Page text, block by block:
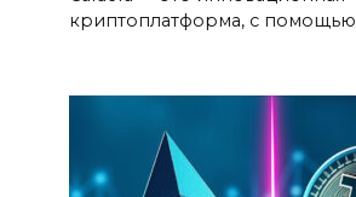
криптоплатформа, с помощью